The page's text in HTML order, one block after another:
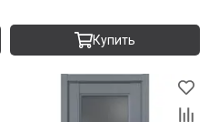
Купить